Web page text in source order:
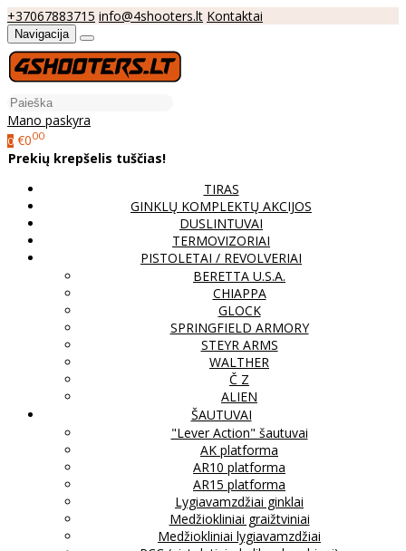
+37067883715 info@4shooters.lt Kontaktai
Navigacija
Mano paskyra
0 €000
Prekių krepšelis tuščias!
TIRAS
GINKLŲ KOMPLEKTŲ AKCIJOS
DUSLINTUVAI
TERMOVIZORIAI
PISTOLETAI / REVOLVERIAI
BERETTA U.S.A.
CHIAPPA
GLOCK
SPRINGFIELD ARMORY
STEYR ARMS
WALTHER
Č Z
ALIEN
ŠAUTUVAI
"Lever Action" šautuvai
AK platforma
AR10 platforma
AR15 platforma
Lygiavamzdžiai ginklai
Medžiokliniai graižtviniai
Medžiokliniai lygiavamzdžiai